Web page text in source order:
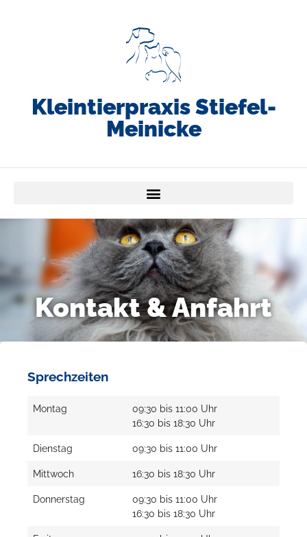
Kleintierpraxis Stiefel-
Meinicke
Kontakt & Anfahrt
Sprechzeiten
Montag
09:30 bis 11:00 Uhr
16:30 bis 18:30 Uhr
Dienstag 09:30 bis 11:00 Uhr
Mittwoch 16:30 bis 18:30 Uhr
Donnerstag
09:30 bis 11:00 Uhr
16:30 bis 18:30 Uhr